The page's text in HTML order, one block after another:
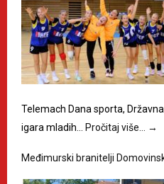
Telemach Dana sporta,
igara mladih… Pročitaj više… →
Međimurski branitelji